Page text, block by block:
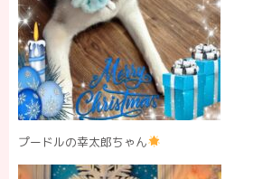
プードルの幸太郎ちゃん